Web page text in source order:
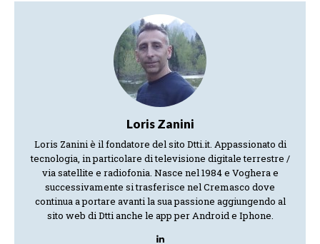
Loris Zanini
Loris Zanini è il fondatore del sito Dtti.it. Appassionato di
tecnologia, in particolare di televisione digitale terrestre /
via satellite e radiofonia. Nasce nel 1984 e Voghera e
successivamente si trasferisce nel Cremasco dove
continua a portare avanti la sua passione aggiungendo al
sito web di Dtti anche le app per Android e Iphone.